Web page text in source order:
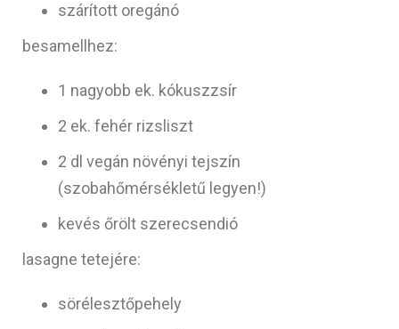
szárított oregánó
besamellhez:
1 nagyobb ek. kókuszzsír
2 ek. fehér rizsliszt
2 dl vegán növényi tejszín
(szobahőmérsékletű legyen!)
kevés őrölt szerecsendió
lasagne tetejére:
sörélesztőpehely